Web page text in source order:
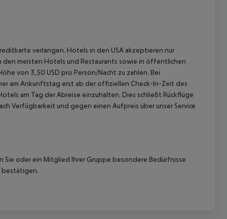
verlangen. Hotels in den USA akzeptieren nur
den meisten Hotels und Restaurants sowie in öffentlichen
von 3,50 USD pro Person/Nacht zu zahlen. Bei
am Ankunftstag erst ab der offiziellen Check-In-Zeit des
am Tag der Abreise einzuhalten. Dies schließt Rückflüge
Verfügbarkeit und gegen einen Aufpreis über unser Service
oder ein Mitglied Ihrer Gruppe besondere Bedürfnisse
bestätigen.